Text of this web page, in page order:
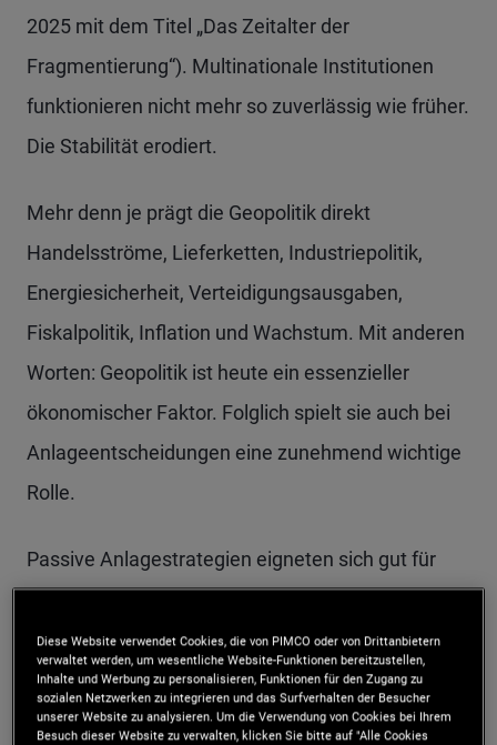
2025 mit dem Titel „Das Zeitalter der
Fragmentierung“). Multinationale Institutionen
funktionieren nicht mehr so zuverlässig wie früher.
Die Stabilität erodiert.
Mehr denn je prägt die Geopolitik direkt
Handelsströme, Lieferketten, Industriepolitik,
Energiesicherheit, Verteidigungsausgaben,
Fiskalpolitik, Inflation und Wachstum. Mit anderen
Worten: Geopolitik ist heute ein essenzieller
ökonomischer Faktor. Folglich spielt sie auch bei
Anlageentscheidungen eine zunehmend wichtige
Rolle.
Passive Anlagestrategien eigneten sich gut für
üppigen Zentralbankbilanzen und geringer
Volatilität. Diese Welt existiert aber nicht mehr.
Stattdessen ist ein Umfeld entstanden, das
Diese Website verwendet Cookies, die von PIMCO oder von Drittanbietern
verwaltet werden, um wesentliche Website-Funktionen bereitzustellen,
Inhalte und Werbung zu personalisieren, Funktionen für den Zugang zu
sozialen Netzwerken zu integrieren und das Surfverhalten der Besucher
unserer Website zu analysieren. Um die Verwendung von Cookies bei Ihrem
Besuch dieser Website zu verwalten, klicken Sie bitte auf "Alle Cookies